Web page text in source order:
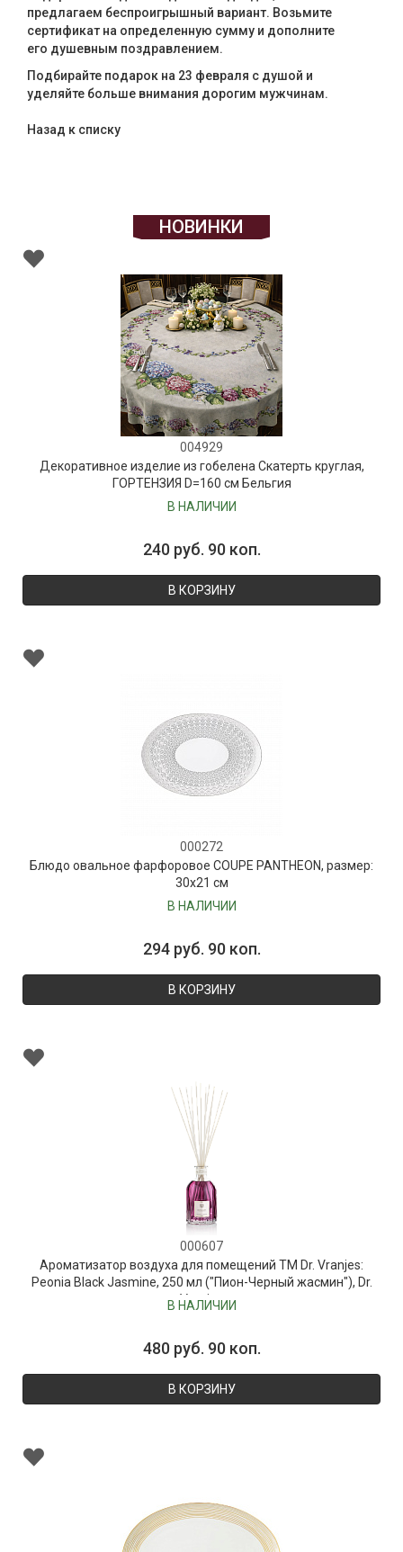
предлагаем беспроигрышный вариант. Возьмите
сертификат на определенную сумму и дополните
его душевным поздравлением.
Подбирайте подарок на 23 февраля с душой и
уделяйте больше внимания дорогим мужчинам.
Назад к списку
НОВИНКИ
004929
Декоративное изделие из гобелена Скатерть круглая,
ГОРТЕНЗИЯ D=160 см Бельгия
В НАЛИЧИИ
240 руб. 90 коп.
В КОРЗИНУ
000272
Блюдо овальное фарфоровое COUPE PANTHEON, размер:
30х21 см
В НАЛИЧИИ
294 руб. 90 коп.
В КОРЗИНУ
000607
Ароматизатор воздуха для помещений ТМ Dr. Vranjes:
Peonia Black Jasmine, 250 мл ("Пион-Черный жасмин"), Dr.
Vranjes
В НАЛИЧИИ
480 руб. 90 коп.
В КОРЗИНУ